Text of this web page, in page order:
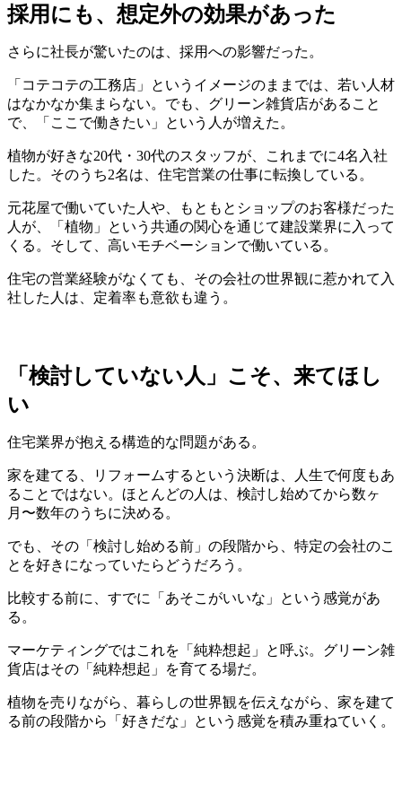
採用にも、想定外の効果があった
さらに社長が驚いたのは、採用への影響だった。
「コテコテの工務店」というイメージのままでは、若い人材
はなかなか集まらない。でも、グリーン雑貨店があること
で、「ここで働きたい」という人が増えた。
植物が好きな20代・30代のスタッフが、これまでに4名入社
した。そのうち2名は、住宅営業の仕事に転換している。
元花屋で働いていた人や、もともとショップのお客様だった
人が、「植物」という共通の関心を通じて建設業界に入って
くる。そして、高いモチベーションで働いている。
住宅の営業経験がなくても、その会社の世界観に惹かれて入
社した人は、定着率も意欲も違う。
「検討していない人」こそ、来てほし
い
住宅業界が抱える構造的な問題がある。
家を建てる、リフォームするという決断は、人生で何度もあ
ることではない。ほとんどの人は、検討し始めてから数ヶ
月〜数年のうちに決める。
でも、その「検討し始める前」の段階から、特定の会社のこ
とを好きになっていたらどうだろう。
比較する前に、すでに「あそこがいいな」という感覚があ
る。
マーケティングではこれを「純粋想起」と呼ぶ。グリーン雑
貨店はその「純粋想起」を育てる場だ。
植物を売りながら、暮らしの世界観を伝えながら、家を建て
る前の段階から「好きだな」という感覚を積み重ねていく。